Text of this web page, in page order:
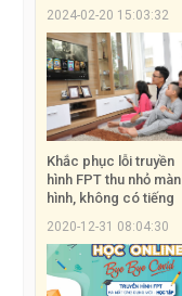
2024-02-20 15:03:32
Khắc phục lỗi truyền
hình FPT thu nhỏ màn
hình, không có tiếng
2020-12-31 08:04:30